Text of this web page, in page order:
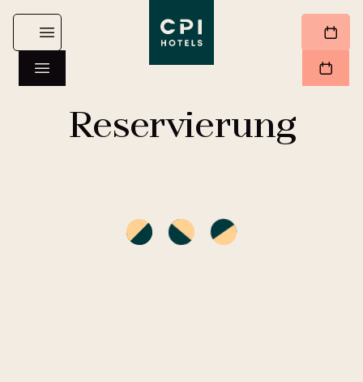
Reservierung